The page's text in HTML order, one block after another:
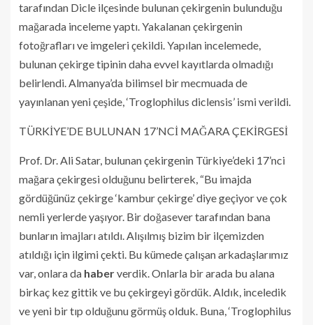
tarafından Dicle ilçesinde bulunan çekirgenin bulunduğu
mağarada inceleme yaptı. Yakalanan çekirgenin
fotoğrafları ve imgeleri çekildi. Yapılan incelemede,
bulunan çekirge tipinin daha evvel kayıtlarda olmadığı
belirlendi. Almanya’da bilimsel bir mecmuada de
yayınlanan yeni çeşide, ‘Troglophilus diclensis’ ismi verildi.
TÜRKİYE’DE BULUNAN 17’NCİ MAĞARA ÇEKİRGESİ
Prof. Dr. Ali Satar, bulunan çekirgenin Türkiye’deki 17’nci
mağara çekirgesi olduğunu belirterek, “Bu imajda
gördüğünüz çekirge ‘kambur çekirge’ diye geçiyor ve çok
nemli yerlerde yaşıyor. Bir doğasever tarafından bana
bunların imajları atıldı. Alışılmış bizim bir ilçemizden
atıldığı için ilgimi çekti. Bu kümede çalışan arkadaşlarımız
var, onlara da haberverdik. Onlarla bir arada bu alana
birkaç kez gittik ve bu çekirgeyi gördük. Aldık, inceledik
ve yeni bir tıp olduğunu görmüş olduk. Buna, ‘Troglophilus